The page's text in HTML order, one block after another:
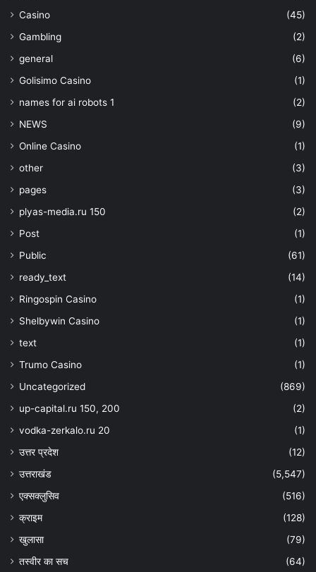
Casino
(45)
Gambling
(2)
general
(6)
Golisimo Casino
(1)
names for ai robots 1
(2)
NEWS
(9)
Online Casino
(1)
other
(3)
pages
(3)
plyas-media.ru 150
(2)
Post
(1)
Public
(61)
ready_text
(14)
Ringospin Casino
(1)
Shelbywin Casino
(1)
text
(1)
Trumo Casino
(1)
Uncategorized
(869)
up-capital.ru 150, 200
(2)
vodka-zerkalo.ru 20
(1)
उत्तर प्रदेश
(12)
उत्तराखंड
(5,547)
एक्सक्लुसिव
(516)
क्राइम
(128)
खुलासा
(79)
तस्वीर का सच
(64)